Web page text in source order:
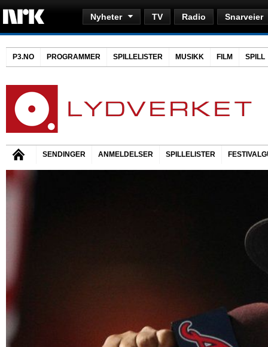
Nyheter TV Radio Snarveier
P3.NO PROGRAMMER SPILLELISTER MUSIKK FILM SPILL
SENDINGER ANMELDELSER SPILLELISTER